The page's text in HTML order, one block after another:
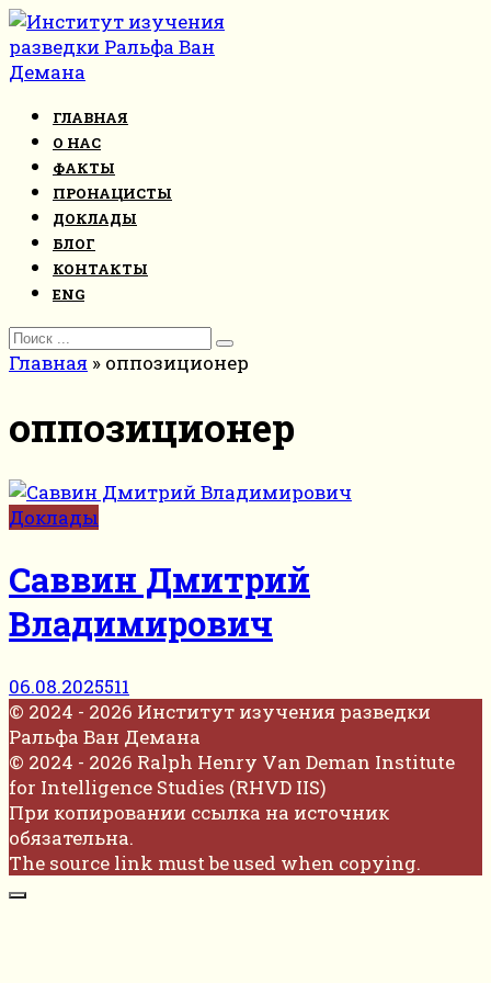
Перейти
к
контенту
ГЛАВНАЯ
О НАС
ФАКТЫ
ПРОНАЦИСТЫ
ДОКЛАДЫ
БЛОГ
КОНТАКТЫ
ENG
Search
for:
Главная » оппозиционер
оппозиционер
Доклады
Саввин Дмитрий
Владимирович
06.08.2025511
© 2024 - 2026 Институт изучения разведки
Ральфа Ван Демана
© 2024 - 2026 Ralph Henry Van Deman Institute
for Intelligence Studies (RHVD IIS)
При копировании ссылка на источник
обязательна.
The source link must be used when copying.